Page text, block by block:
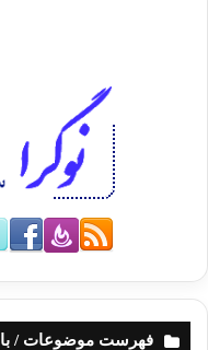
فهرست موضوعات / با